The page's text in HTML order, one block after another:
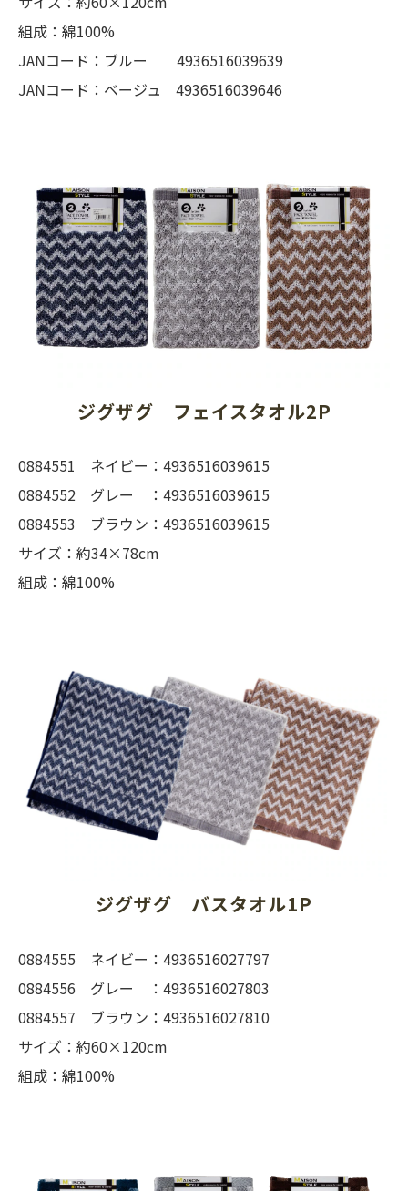
組成：綿100%
JANコード：ブルー 4936516039639
JANコード：ベージュ 4936516039646
ジグザグ　フェイスタオル2P
0884551 ネイビー：4936516039615
0884552 グレー ：4936516039615
0884553 ブラウン：4936516039615
サイズ：約34×78cm
組成：綿100%
ジグザグ　バスタオル1P
0884555 ネイビー：4936516027797
0884556 グレー ：4936516027803
0884557 ブラウン：4936516027810
サイズ：約60×120cm
組成：綿100%